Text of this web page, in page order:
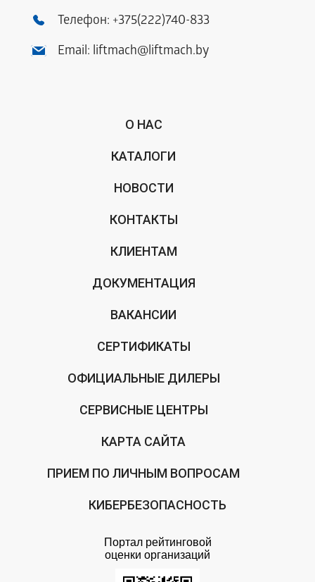
Телефон: +375(222)740-833
Email: liftmach@liftmach.by
О НАС
КАТАЛОГИ
НОВОСТИ
КОНТАКТЫ
КЛИЕНТАМ
ДОКУМЕНТАЦИЯ
ВАКАНСИИ
СЕРТИФИКАТЫ
ОФИЦИАЛЬНЫЕ ДИЛЕРЫ
СЕРВИСНЫЕ ЦЕНТРЫ
КАРТА САЙТА
ПРИЕМ ПО ЛИЧНЫМ ВОПРОСАМ
КИБЕРБЕЗОПАСНОСТЬ
Портал рейтинговой
оценки организаций